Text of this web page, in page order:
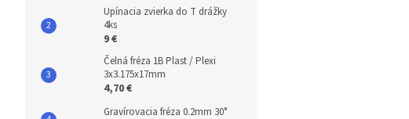
Upínacia zvierka do T drážky
4ks
9 €
Čelná fréza 1B Plast / Plexi
3x3.175x17mm
4,70 €
Gravírovacia fréza 0.2mm 30°